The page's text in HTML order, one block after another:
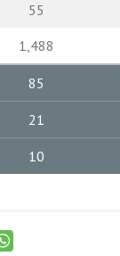
55
1,488
85
21
10